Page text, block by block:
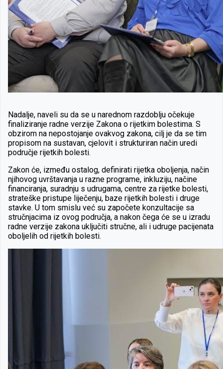
Nadalje, naveli su da se u narednom razdoblju očekuje
finaliziranje radne verzije Zakona o rijetkim bolestima. S
obzirom na nepostojanje ovakvog zakona, cilj je da se tim
propisom na sustavan, cjelovit i strukturiran način uredi
područje rijetkih bolesti.
Zakon će, između ostalog, definirati rijetka oboljenja, način
njihovog uvrštavanja u razne programe, inkluziju, načine
financiranja, suradnju s udrugama, centre za rijetke bolesti,
strateške pristupe liječenju, baze rijetkih bolesti i druge
stavke. U tom smislu već su započete konzultacije sa
stručnjacima iz ovog područja, a nakon čega će se u izradu
radne verzije zakona uključiti stručne, ali i udruge pacijenata
oboljelih od rijetkih bolesti.